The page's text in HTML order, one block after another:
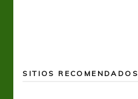
SITIOS RECOMENDADOS